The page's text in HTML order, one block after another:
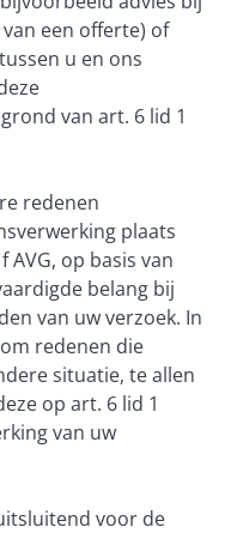
een offerte) of
u en ons
van art. 6 lid 1
redenen
plaats
op basis van
belang bij
van uw verzoek. In
redenen die
situatie, te allen
op art. 6 lid 1
van uw
voor de